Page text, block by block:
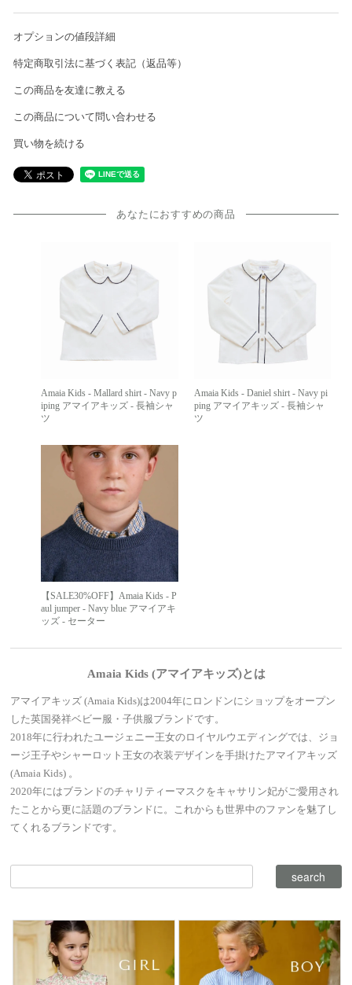
オプションの値段詳細
特定商取引法に基づく表記（返品等）
この商品を友達に教える
この商品について問い合わせる
買い物を続ける
あなたにおすすめの商品
Amaia Kids - Mallard shirt - Navy p
iping アマイアキッズ - 長袖シャ
ツ
Amaia Kids - Daniel shirt - Navy pi
ping アマイアキッズ - 長袖シャ
ツ
【SALE30%OFF】Amaia Kids - P
aul jumper - Navy blue アマイアキ
ッズ - セーター
Amaia Kids (アマイアキッズ)とは
アマイアキッズ (Amaia Kids)は2004年にロンドンにショップをオープン
した英国発祥ベビー服・子供服ブランドです。
2018年に行われたユージェニー王女のロイヤルウエディングでは、ジョ
ージ王子やシャーロット王女の衣装デザインを手掛けたアマイアキッズ
(Amaia Kids) 。
2020年にはブランドのチャリティーマスクをキャサリン妃がご愛用され
たことから更に話題のブランドに。これからも世界中のファンを魅了し
てくれるブランドです。